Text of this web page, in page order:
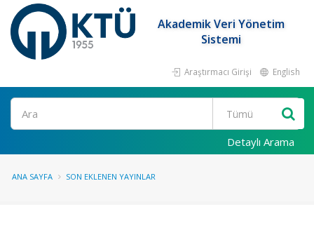
Akademik Veri Yönetim
Sistemi
Araştırmacı Girişi English
Ara
Detaylı Arama
ANA SAYFA SON EKLENEN YAYINLAR